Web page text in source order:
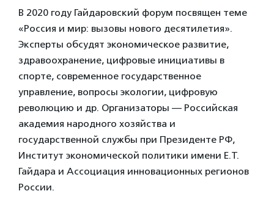
В 2020 году Гайдаровский форум посвящен теме
«Россия и мир: вызовы нового десятилетия».
Эксперты обсудят экономическое развитие,
здравоохранение, цифровые инициативы в
спорте, современное государственное
управление, вопросы экологии, цифровую
революцию и др. Организаторы — Российская
академия народного хозяйства и
государственной службы при Президенте РФ,
Институт экономической политики имени Е.Т.
Гайдара и Ассоциация инновационных регионов
России.